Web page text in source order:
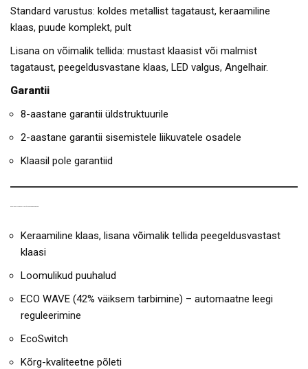
Standard varustus: koldes metallist tagataust, keraamiline
klaas, puude komplekt, pult
Lisana on võimalik tellida: mustast klaasist või malmist
tagataust, peegeldusvastane klaas, LED valgus, Angelhair.
Garantii
8-aastane garantii üldstruktuurile
2-aastane garantii sisemistele liikuvatele osadele
Klaasil pole garantiid
Keraamiline klaas, lisana võimalik tellida peegeldusvastast
klaasi
Loomulikud puuhalud
ECO WAVE (42% väiksem tarbimine) – automaatne leegi
reguleerimine
EcoSwitch
Kõrg-kvaliteetne põleti